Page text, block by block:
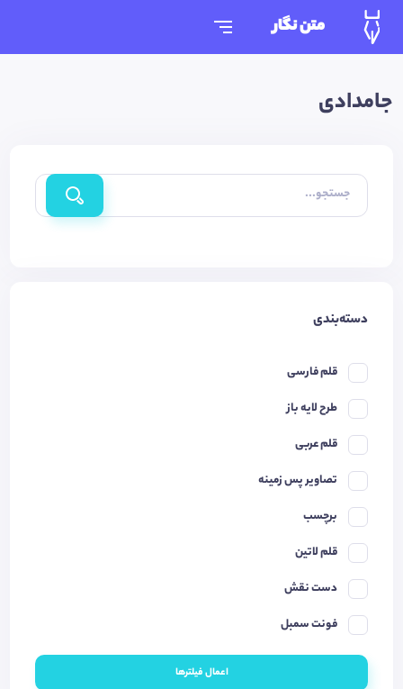
متن نگار
جامدادی
جستجو...
دسته‌بندی
قلم فارسی
طرح لایه باز
قلم عربی
تصاویر پس زمینه
برچسب
قلم لاتین
دست نقش
فونت سمبل
اعمال فیلترها